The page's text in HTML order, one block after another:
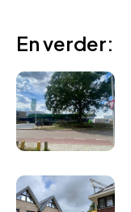
En verder: